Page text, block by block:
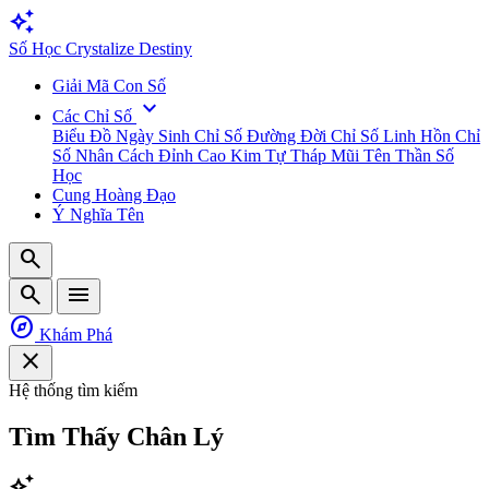
auto_awesome
Số Học Crystalize Destiny
Giải Mã Con Số
Các Chỉ Số expand_more
Biểu Đồ Ngày Sinh Chỉ Số Đường Đời Chỉ Số Linh Hồn Chỉ
Số Nhân Cách Đỉnh Cao Kim Tự Tháp Mũi Tên Thần Số
Học
Cung Hoàng Đạo
Ý Nghĩa Tên
search
search
menu
explore Khám Phá
close
Hệ thống tìm kiếm
Tìm Thấy Chân Lý